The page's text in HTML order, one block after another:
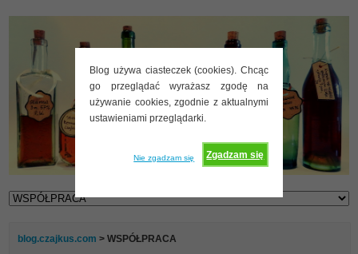
Blog używa ciasteczek (cookies). Chcąc
go przeglądać wyrażasz zgodę na
używanie cookies, zgodnie z aktualnymi
ustawieniami przeglądarki.
Zgadzam się
Nie zgadzam się
blog.czajkus.com > WSPÓŁPRACA